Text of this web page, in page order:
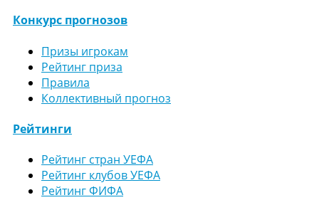
Конкурс прогнозов
Призы игрокам
Рейтинг приза
Правила
Коллективный прогноз
Рейтинги
Рейтинг стран УЕФА
Рейтинг клубов УЕФА
Рейтинг ФИФА